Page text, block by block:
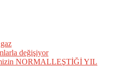
değişiyor
NORMALLEŞTİĞİ YIL